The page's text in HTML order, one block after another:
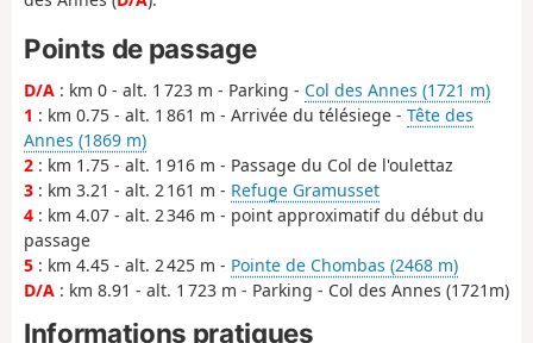
Points de passage
D/A : km 0 - alt. 1 723 m - Parking - Col des Annes (1721 m)
1 : km 0.75 - alt. 1 861 m - Arrivée du télésiege - Tête des
Annes (1869 m)
2 : km 1.75 - alt. 1 916 m - Passage du Col de l'oulettaz
3 : km 3.21 - alt. 2 161 m - Refuge Gramusset
4 : km 4.07 - alt. 2 346 m - point approximatif du début du
passage
5 : km 4.45 - alt. 2 425 m - Pointe de Chombas (2468 m)
D/A : km 8.91 - alt. 1 723 m - Parking - Col des Annes (1721m)
Informations pratiques